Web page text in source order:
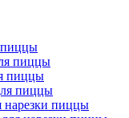
пиццы
пиццы
пиццы
пиццы
пиццы